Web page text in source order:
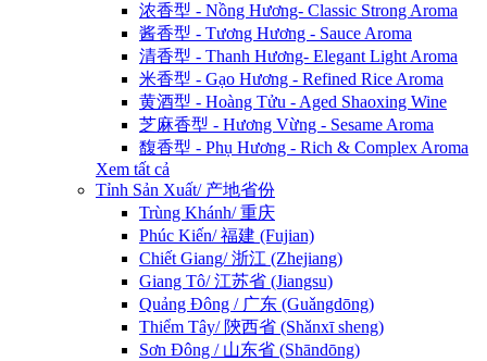
浓香型 - Nồng Hương- Classic Strong Aroma
酱香型 - Tương Hương - Sauce Aroma
清香型 - Thanh Hương- Elegant Light Aroma
米香型 - Gạo Hương - Refined Rice Aroma
黄酒型 - Hoàng Tửu - Aged Shaoxing Wine
芝麻香型 - Hương Vừng - Sesame Aroma
馥香型 - Phụ Hương - Rich & Complex Aroma
Xem tất cả
Tỉnh Sản Xuất/ 产地省份
Trùng Khánh/ 重庆
Phúc Kiến/ 福建 (Fujian)
Chiết Giang/ 浙江 (Zhejiang)
Giang Tô/ 江苏省 (Jiangsu)
Quảng Đông / 广东 (Guǎngdōng)
Thiểm Tây/ 陝西省 (Shǎnxī sheng)
Sơn Đông / 山东省 (Shāndōng)